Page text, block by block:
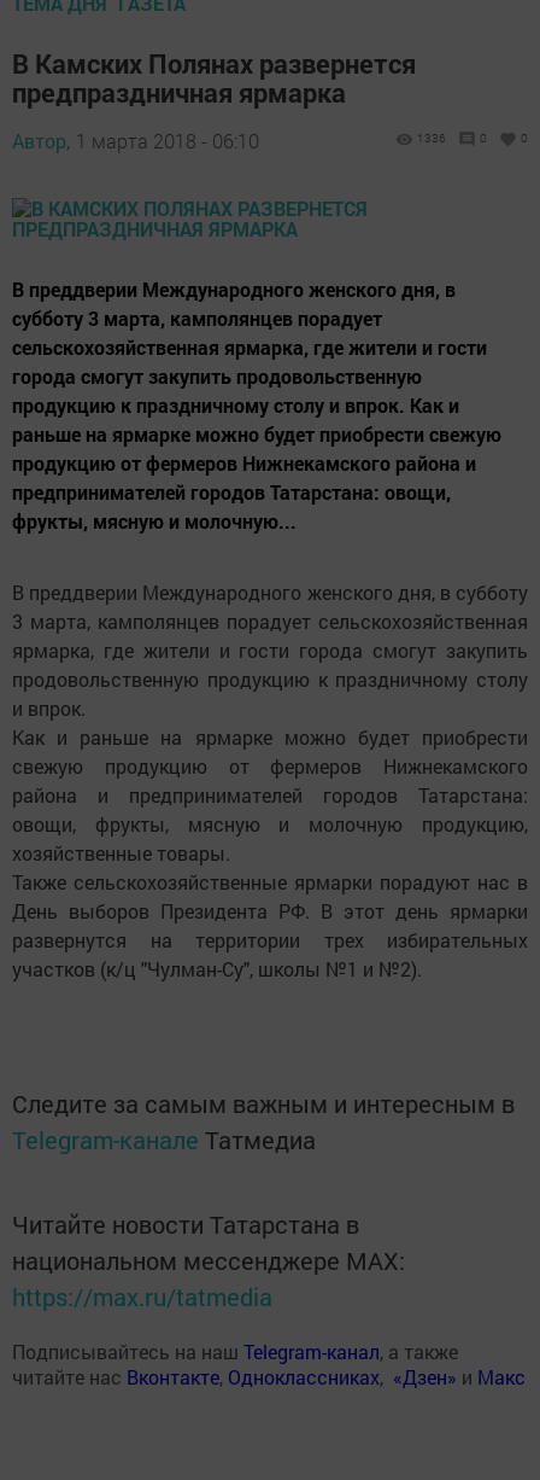
В Камских Полянах развернется
предпраздничная ярмарка
Автор, 1 марта 2018 - 06:10 1336 0 0
В преддверии Международного женского дня, в
субботу 3 марта, камполянцев порадует
сельскохозяйственная ярмарка, где жители и гости
города смогут закупить продовольственную
продукцию к праздничному столу и впрок. Как и
раньше на ярмарке можно будет приобрести свежую
продукцию от фермеров Нижнекамского района и
предпринимателей городов Татарстана: овощи,
фрукты, мясную и молочную...
В преддверии Международного женского дня, в субботу
3 марта, камполянцев порадует сельскохозяйственная
ярмарка, где жители и гости города смогут закупить
продовольственную продукцию к праздничному столу
и впрок.
Как и раньше на ярмарке можно будет приобрести
свежую продукцию от фермеров Нижнекамского
района и предпринимателей городов Татарстана:
овощи, фрукты, мясную и молочную продукцию,
хозяйственные товары.
Также сельскохозяйственные ярмарки порадуют нас в
День выборов Президента РФ. В этот день ярмарки
развернутся на территории трех избирательных
участков (к/ц "Чулман-Су", школы №1 и №2).
Следите за самым важным и интересным в
Telegram-канале Татмедиа
Читайте новости Татарстана в
национальном мессенджере MАХ:
https://max.ru/tatmedia
Подписывайтесь на наш Telegram-канал, а также
читайте нас Вконтакте, Одноклассниках, «Дзен» и Макс